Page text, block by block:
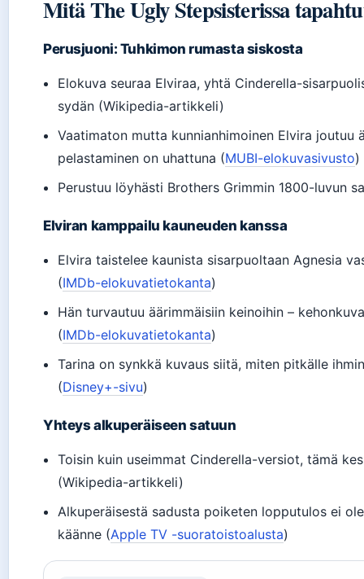
Mitä The Ugly Stepsisterissa
Perusjuoni: Tuhkimon rumasta siskosta
Elokuva seuraa Elviraa, yhtä Cinderella-
sydän (Wikipedia-artikkeli)
Vaatimaton mutta kunnianhimoinen Elvira joutuu
pelastaminen on uhattuna (MUBI-elokuvasivusto)
Perustuu löyhästi Brothers Grimmin 1800-luvun
Elviran kamppailu kauneuden kanssa
Elvira taistelee kaunista sisarpuoltaan Agnesia
(IMDb-elokuvatietokanta)
Hän turvautuu äärimmäisiin keinoihin –
(IMDb-elokuvatietokanta)
Tarina on synkkä kuvaus siitä, miten pitkälle
(Disney+-sivu)
Yhteys alkuperäiseen satuun
Toisin kuin useimmat Cinderella-versiot, tämä
(Wikipedia-artikkeli)
Alkuperäisestä sadusta poiketen lopputulos ei
käänne (Apple TV -suoratoistoalusta)